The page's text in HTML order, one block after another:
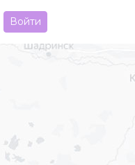
Войти